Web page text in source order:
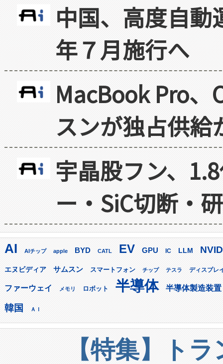
中国、高度自
年７月施行へ
MacBook Pro
スンが独占供給
宇晶股フン、
ー・SiC切断・
AI AIチップ apple BYD CATL EV GPU IC LLM
エヌビディア サムスン スマートフォン チップ テスラ ディスプレ
ファーウェイ メモリ ロボット 半導体 半導体製造装置
韓国 ＡＩ
【特集】ト